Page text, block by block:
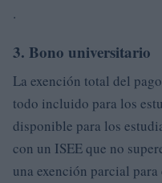
.
3. Bono universitario
La exención total del
todo incluido para los
disponible para los
con un ISEE que no
una exención parcial